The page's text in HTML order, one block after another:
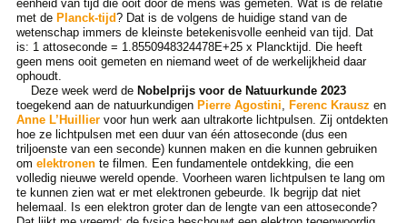
eenheid van tijd die ooit door de mens was gemeten. Wat is de relatie
met de Planck-tijd? Dat is de volgens de huidige stand van de
wetenschap immers de kleinste betekenisvolle eenheid van tijd. Dat
is: 1 attoseconde = 1.8550948324478E+25 x Plancktijd. Die heeft
geen mens ooit gemeten en niemand weet of de werkelijkheid daar
ophoudt.
Deze week werd de Nobelprijs voor de Natuurkunde 2023
toegekend aan de natuurkundigen Pierre Agostini Ferenc Krausz en
Anne L’Huilliervoor hun werk aan ultrakorte lichtpulsen. Zij ontdekten
hoe ze lichtpulsen met een duur van één attoseconde (dus een
triljoenste van een seconde) kunnen maken en die kunnen gebruiken
om elektronente filmen. Een fundamentele ontdekking, die een
volledig nieuwe wereld opende. Voorheen waren lichtpulsen te lang om
te kunnen zien wat er met elektronen gebeurde. Ik begrijp dat niet
helemaal. Is een elektron groter dan de lengte van een attoseconde?